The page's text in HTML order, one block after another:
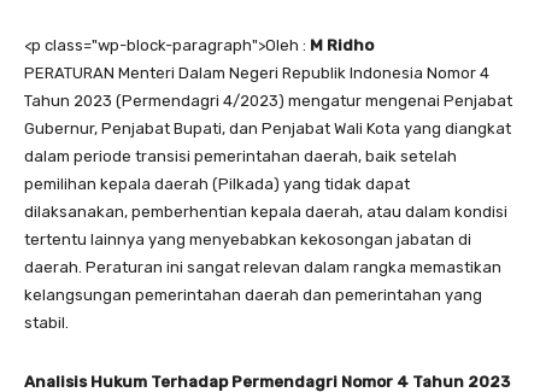
<p class="wp-block-paragraph">Oleh : M Ridho
PERATURAN Menteri Dalam Negeri Republik Indonesia Nomor 4
Tahun 2023 (Permendagri 4/2023) mengatur mengenai Penjabat
Gubernur, Penjabat Bupati, dan Penjabat Wali Kota yang diangkat
dalam periode transisi pemerintahan daerah, baik setelah
pemilihan kepala daerah (Pilkada) yang tidak dapat
dilaksanakan, pemberhentian kepala daerah, atau dalam kondisi
tertentu lainnya yang menyebabkan kekosongan jabatan di
daerah. Peraturan ini sangat relevan dalam rangka memastikan
kelangsungan pemerintahan daerah dan pemerintahan yang
stabil.
Analisis Hukum Terhadap Permendagri Nomor 4 Tahun 2023